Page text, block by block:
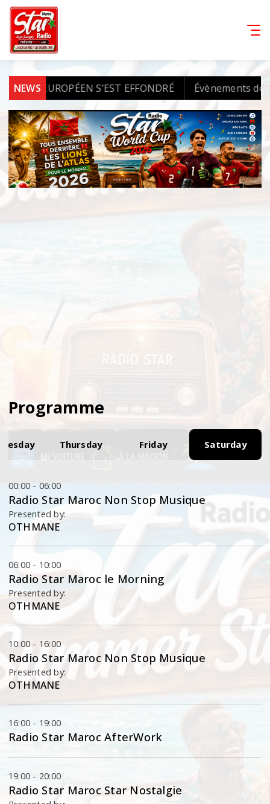
NEWS
EUROPÉEN S’EST EFFONDRÉ Évènements de
Programme
Thursday Friday Saturday
00:00 - 06:00
Radio Star Maroc Non Stop Musique
Presented by:
OTHMANE
06:00 - 10:00
Radio Star Maroc le Morning
Presented by:
OTHMANE
10:00 - 16:00
Radio Star Maroc Non Stop Musique
Presented by:
OTHMANE
16:00 - 19:00
Radio Star Maroc AfterWork
19:00 - 20:00
Radio Star Maroc Star Nostalgie